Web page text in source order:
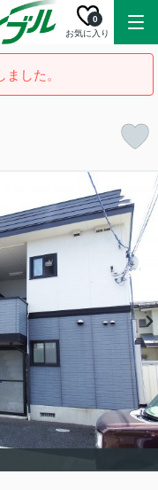
お気に入り
0
した。